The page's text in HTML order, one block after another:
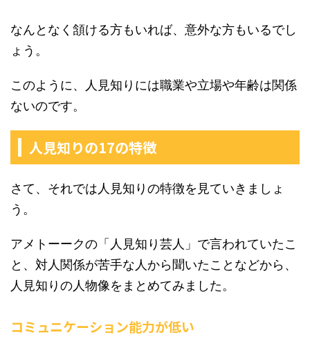
なんとなく頷ける方もいれば、意外な方もいるでし
ょう。
このように、人見知りには職業や立場や年齢は関係
ないのです。
人見知りの17の特徴
さて、それでは人見知りの特徴を見ていきましょ
う。
アメトーークの「人見知り芸人」で言われていたこ
と、対人関係が苦手な人から聞いたことなどから、
人見知りの人物像をまとめてみました。
コミュニケーション能力が低い